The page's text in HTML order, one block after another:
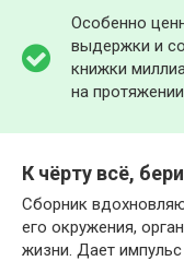
Особенно
выдержки и
книжки
на
К чёрту всё,
Сборник
его окружения,
жизни. Дает